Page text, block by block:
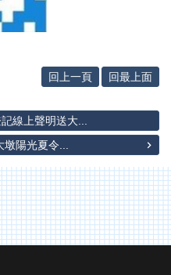
回上一頁 回最上面
線上聲明送大...
陽光夏令...